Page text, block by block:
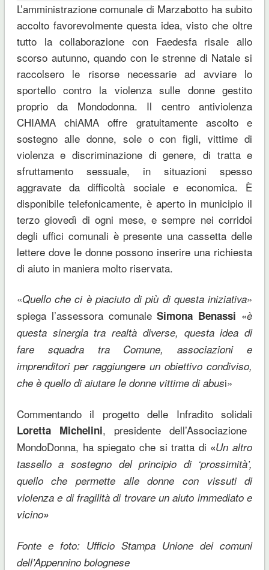
L’amministrazione comunale di Marzabotto ha subito
accolto favorevolmente questa idea, visto che oltre
tutto la collaborazione con Faedesfa risale allo
scorso autunno, quando con le strenne di Natale si
raccolsero le risorse necessarie ad avviare lo
sportello contro la violenza sulle donne gestito
proprio da Mondodonna. Il centro antiviolenza
CHIAMA chiAMA offre gratuitamente ascolto e
sostegno alle donne, sole o con figli, vittime di
violenza e discriminazione di genere, di tratta e
sfruttamento sessuale, in situazioni spesso
aggravate da difficoltà sociale e economica. È
disponibile telefonicamente, è aperto in municipio il
terzo giovedì di ogni mese, e sempre nei corridoi
degli uffici comunali è presente una cassetta delle
lettere dove le donne possono inserire una richiesta
di aiuto in maniera molto riservata.
«Quello che ci è piaciuto di più di questa iniziativa»
spiega l’assessora comunaleSimona Benassi «è
questa sinergia tra realtà diverse, questa idea di
fare squadra tra Comune, associazioni e
imprenditori per raggiungere un obiettivo condiviso,
che è quello di aiutare le donne vittime di abusi»
Commentando il progetto delle Infradito solidali
Loretta Michelini, presidente dell’Associazione
MondoDonna, ha spiegato che si tratta di «Un altro
tassello a sostegno del principio di ‘prossimità’,
quello che permette alle donne con vissuti di
violenza e di fragilità di trovare un aiuto immediato e
vicino»
Fonte e foto: Ufficio Stampa Unione dei comuni
dell’Appennino bolognese